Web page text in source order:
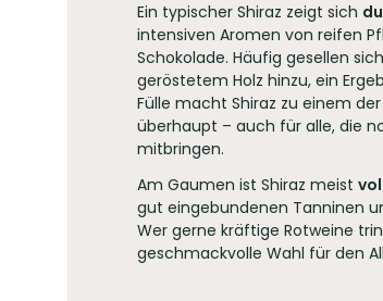
Ein typischer Shiraz zeigt sich
intensiven Aromen von reifen
Schokolade. Häufig gesellen
geröstetem Holz hinzu, ein
Fülle macht Shiraz zu einem der
überhaupt – auch für alle, die
mitbringen.
Am Gaumen ist Shiraz meist
gut eingebundenen Tanninen
Wer gerne kräftige Rotweine
geschmackvolle Wahl für den